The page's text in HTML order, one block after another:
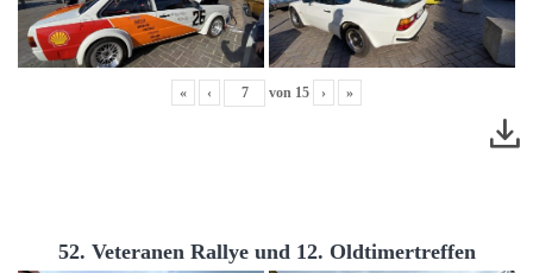
« ‹ von 15 › »
52. Veteranen Rallye und 12. Oldtimertreffen